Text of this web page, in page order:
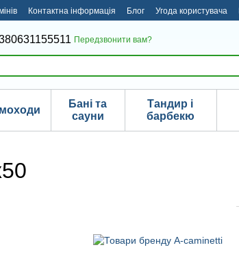
Контактна інформація Блог Угода користувача
Передзвонити вам?
Бані та
сауни
Тандир і
барбекю